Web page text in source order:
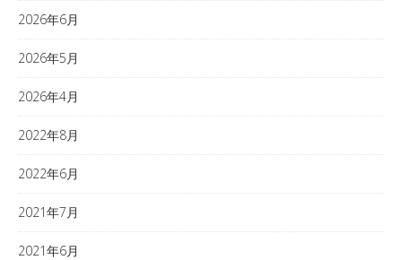
2026年6月
2026年5月
2026年4月
2022年8月
2022年6月
2021年7月
2021年6月